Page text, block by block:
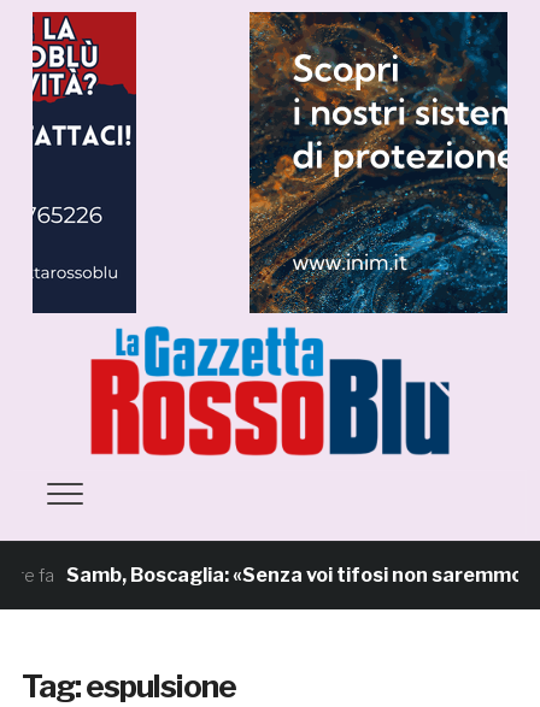
Boscaglia: «Senza voi tifosi non saremmo nulla.
Tag:espulsione